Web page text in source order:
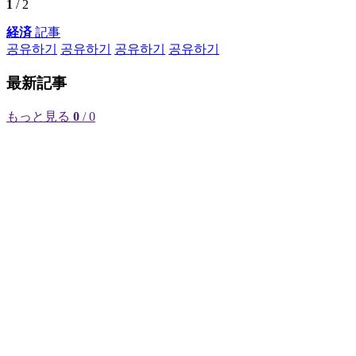
1 / 2
経済記事
공유하기
공유하기 공유하기 공유하기
最新記事
もっと見る 0 / 0